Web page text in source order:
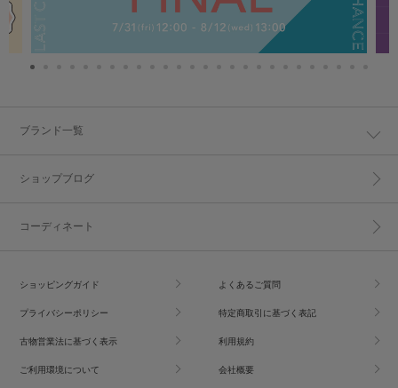
ブランド一覧
ショップブログ
コーディネート
ショッピングガイド よくあるご質問
プライバシーポリシー 特定商取引に基づく表記
古物営業法に基づく表示 利用規約
ご利用環境について 会社概要